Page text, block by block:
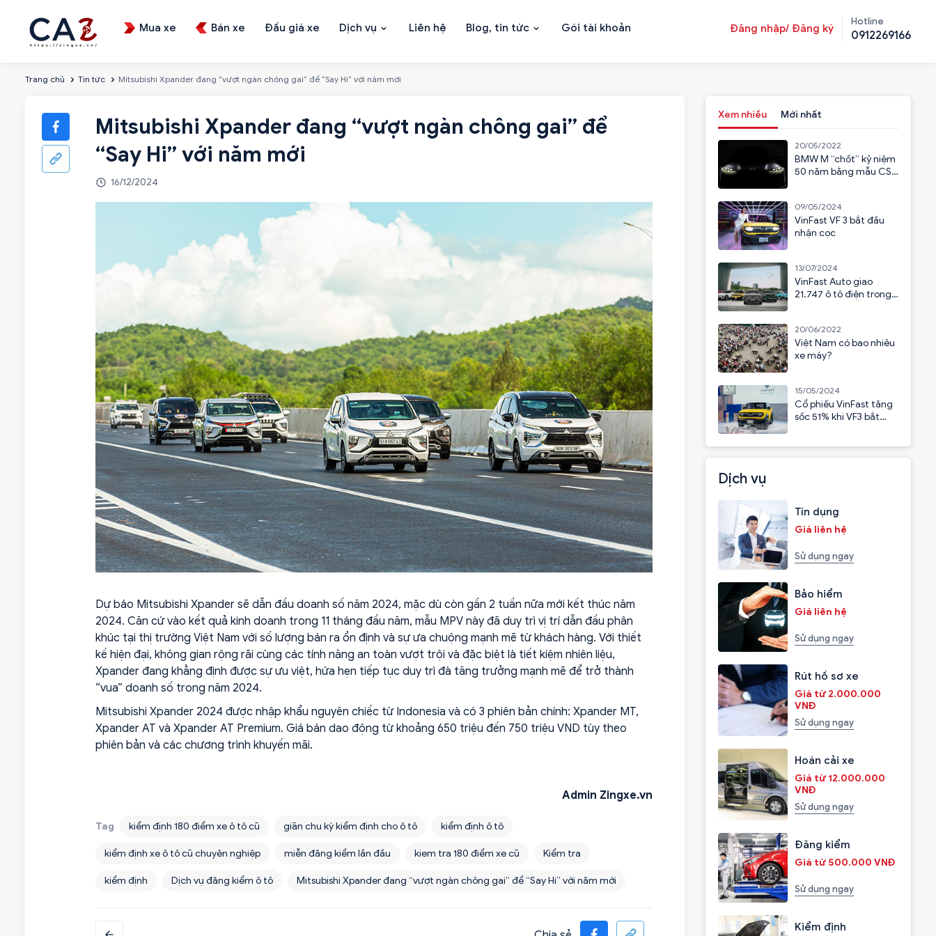
Mua xe Bán xe Đấu giá xe Dịch vụ Liên hệ Blog, tin tức Gói tài khoản Đăng nhập/ Đăng ký
Hotline
0912269166
Trang chủ Tin tức Mitsubishi Xpander đang “vượt ngàn chông gai” để “Say Hi” với năm mới
Mitsubishi Xpander đang “vượt ngàn chông gai” để
“Say Hi” với năm mới
16/12/2024
Dự báo Mitsubishi Xpander sẽ dẫn đầu doanh số năm 2024, mặc dù còn gần 2 tuần nữa mới kết thúc năm
2024. Căn cứ vào kết quả kinh doanh trong 11 tháng đầu năm, mẫu MPV này đã duy trì vị trí dẫn đầu phân
khúc tại thị trường Việt Nam với số lượng bán ra ổn định và sự ưa chuộng mạnh mẽ từ khách hàng. Với thiết
kế hiện đại, không gian rộng rãi cùng các tính năng an toàn vượt trội và đặc biệt là tiết kiệm nhiên liệu,
Xpander đang khẳng định được sự ưu việt, hứa hẹn tiếp tục duy trì đà tăng trưởng mạnh mẽ để trở thành
“vua” doanh số trong năm 2024.
Mitsubishi Xpander 2024 được nhập khẩu nguyên chiếc từ Indonesia và có 3 phiên bản chính: Xpander MT,
Xpander AT và Xpander AT Premium. Giá bán dao động từ khoảng 650 triệu đến 750 triệu VND tùy theo
phiên bản và các chương trình khuyến mãi.
Admin Zingxe.vn
Tag kiểm định 180 điểm xe ô tô cũ giãn chu kỳ kiểm định cho ô tô kiểm định ô tô
kiểm định xe ô tô cũ chuyên nghiệp miễn đăng kiểm lần đầu kiem tra 180 điểm xe cũ Kiểm tra
kiểm định Dịch vụ đăng kiểm ô tô Mitsubishi Xpander đang “vượt ngàn chông gai” để “Say Hi” với năm mới
Xem nhiều Mới nhất
20/05/2022
BMW M “chốt” kỷ niệm
50 năm bằng mẫu CSL
09/05/2024
VinFast VF 3 bắt đầu
nhận cọc
13/07/2024
VinFast Auto giao
21.747 ô tô điện trong
20/06/2022
Việt Nam có bao nhiêu
xe máy?
15/05/2024
Cổ phiếu VinFast tăng
sốc 51% khi VF3 bắt
Dịch vụ
Tín dụng
Giá liên hệ
Sử dụng ngay
Bảo hiểm
Giá liên hệ
Sử dụng ngay
Rút hồ sơ xe
Giá từ 2.000.000
VNĐ
Sử dụng ngay
Hoán cải xe
Giá từ 12.000.000
VNĐ
Sử dụng ngay
Đăng kiểm
Giá từ 500.000 VNĐ
Sử dụng ngay
Kiểm định